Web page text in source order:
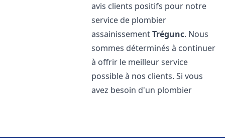
avis clients positifs pour notre
service de plombier
assainissementTrégunc. Nous
sommes déterminés à continuer
à offrir le meilleur service
possible à nos clients. Si vous
avez besoin d'un plombier